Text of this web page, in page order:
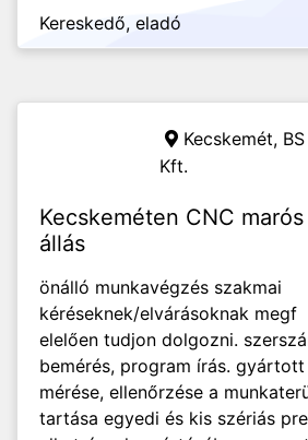
Kereskedő, eladó
Kecskemét,
Kft.
Kecskeméten CNC marós
állás
önálló munkavégzés szakmai
kéréseknek/elvárásoknak megf
elelően tudjon dolgozni.
bemérés, program írás.
mérése, ellenőrzése a
tartása egyedi és kis szériás